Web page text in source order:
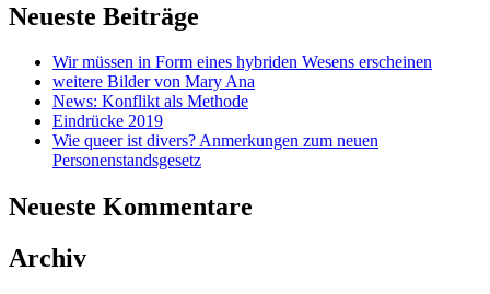
Neueste Beiträge
Wir müssen in Form eines hybriden Wesens erscheinen
weitere Bilder von Mary Ana
News: Konflikt als Methode
Eindrücke 2019
Wie queer ist divers? Anmerkungen zum neuen
Personenstandsgesetz
Neueste Kommentare
Archiv